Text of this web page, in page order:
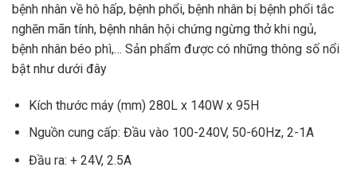
bệnh nhân về hô hấp, bệnh phổi, bệnh nhân bị bệnh phổi tắc
nghẽn mãn tính, bệnh nhân hội chứng ngừng thở khi ngủ,
bệnh nhân béo phì,… Sản phẩm được có những thông số nổi
bật như dưới đây
Kích thước máy (mm) 280L x 140W x 95H
Nguồn cung cấp: Đầu vào 100-240V, 50-60Hz, 2-1A
Đầu ra: + 24V, 2.5A